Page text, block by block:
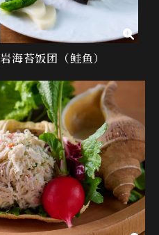
岩海苔饭团（鲑鱼）